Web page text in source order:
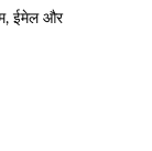
ईमेल और